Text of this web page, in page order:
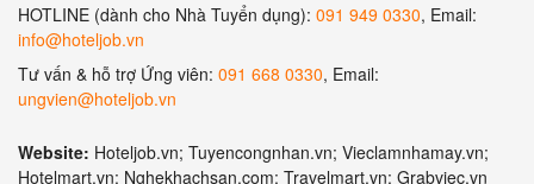
HOTLINE (dành cho Nhà Tuyển dụng): 091 949 0330, Email:
info@hoteljob.vn
Tư vấn & hỗ trợ Ứng viên: 091 668 0330, Email:
ungvien@hoteljob.vn
Website: Hoteljob.vn; Tuyencongnhan.vn; Vieclamnhamay.vn;
Hotelmart.vn; Nghekhachsan.com; Travelmart.vn; Grabviec.vn